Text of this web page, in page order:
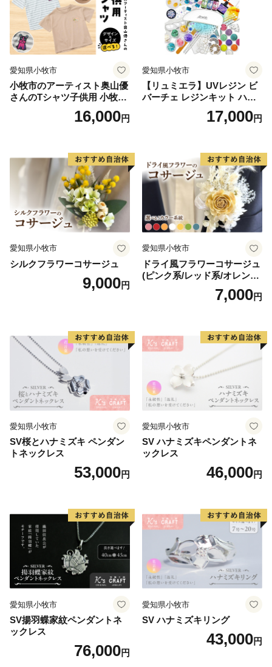
愛知県小牧市
小牧市のアーティスト奥山優
さんのTシャツ子供用 小牧市
16,000円
愛知県小牧市
【リュミエラ】UVレジン ビ
バーチェ レジンキット ハン
ドメイド レジンクラフト ア
クセサリーキット 手作り セ
17,000円
愛知県小牧市
シルクフラワーコサージュ
9,000円
愛知県小牧市
ドライ風フラワーコサージュ
(ピンク系/レッド系/オレンジ
系/ホワイト系/イエロー系/グ
リーン系/ブルー系）7,000円
愛知県小牧市
SV桜とハナミズキ ペンダン
トネックレス
53,000円
愛知県小牧市
SV ハナミズキペンダントネ
ックレス
46,000円
愛知県小牧市
SV揚羽蝶家紋ペンダントネ
ックレス
76,000円
愛知県小牧市
SV ハナミズキリング
43,000円